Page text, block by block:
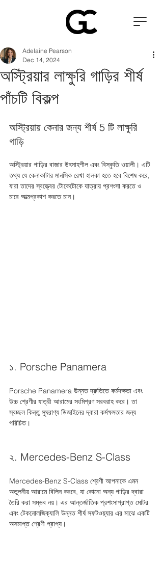
অস্ট্রিয়ার লাক্ষুরি গাড়ির শীর্ষ
পাঁচটি বিকল্প
Adelaine Pearson
Dec 14, 2024
অস্ট্রিয়ায় কেনার জন্য শীর্ষ 5 টি লাক্ষুরি
গাড়ি
অস্ট্রিয়ার গাড়ির বাজার উৎসাহশীল এবং বিস্কৃতি ওয়ালী। এটি
তথ্য যে কেনাকাটার মানসিক রেখা হালকা হতে হবে বিশেষ করে,
যারা তাদের স্বত্ত্বের টোকেটোকে যাত্রায় প্রশংসা করতে ও
চারে আত্মপ্রকাশ করতে চান।
১. Porsche Panamera
Porsche Panamera উন্নত দ্রুতিতে কর্মদক্ষতা এবং
উচ্চ শ্রেণীর যাত্রী আরামের সংমিশ্রণ সরবরাহ করে। তা
স্বচ্ছল কিন্তু সুঘরাণ্য ডিজাইনের দ্বারা কর্মক্ষমতার জন্য
পরিচিত।
২. Mercedes-Benz S-Class
Mercedes-Benz S-Class শ্রেণী আপনাকে এমন
অতুলনীয় আরামে বিলিন করবে, যা কোনো অন্য গাড়ির দ্বারা
তৈরি করা সম্ভব নয়। এর আন্তর্জাতিক প্রশংসাপ্রাপ্ত মোটর
এবং টেকনোলজিক্যালি উন্নত শীর্ষ সফটওয়্যার এর মাঝে একটি
অসমাপ্ত শ্রেণী প্রাপ্য।